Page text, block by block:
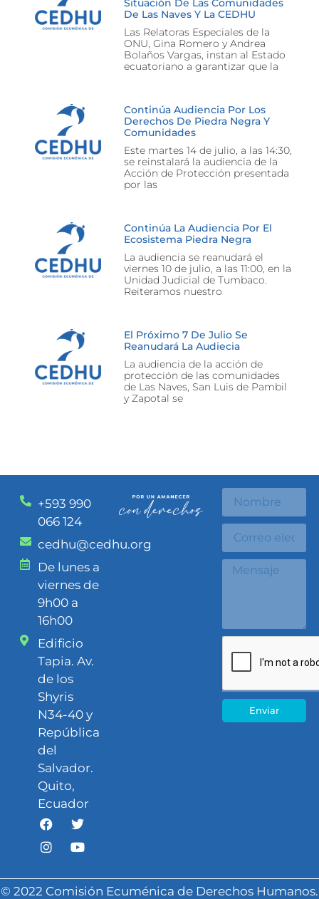
Situación De Las Comunidades
De Las Naves Y La CEDHU
Las Relatoras Especiales de la
ONU, Gina Romero y Andrea
Bolaños Vargas, instan al Estado
ecuatoriano a garantizar que la
Continúa Audiencia Por Los
Derechos De Piedra Negra Y
Comunidades
Este martes 14 de julio, a las 14:30,
se reinstalará la audiencia de la
Acción de Protección presentada
por las
Continúa La Audiencia Por El
Ecosistema Piedra Negra
La audiencia se reanudará el
viernes 10 de julio, a las 11:00, en la
Unidad Judicial de Tumbaco.
Reiteramos nuestro
El Próximo 7 De Julio Se
Reanudará La Audiecia
La audiencia de la acción de
protección de las comunidades
de Las Naves, San Luis de Pambil
y Zapotal se
+593 990
066 124
cedhu@cedhu.org
De lunes a
viernes de
9h00 a
16h00
Edificio
Tapia. Av.
de los
Shyris
N34-40 y
República
del
Salvador.
Quito,
Ecuador
Enviar
© 2022 Comisión Ecuménica de Derechos Humanos.